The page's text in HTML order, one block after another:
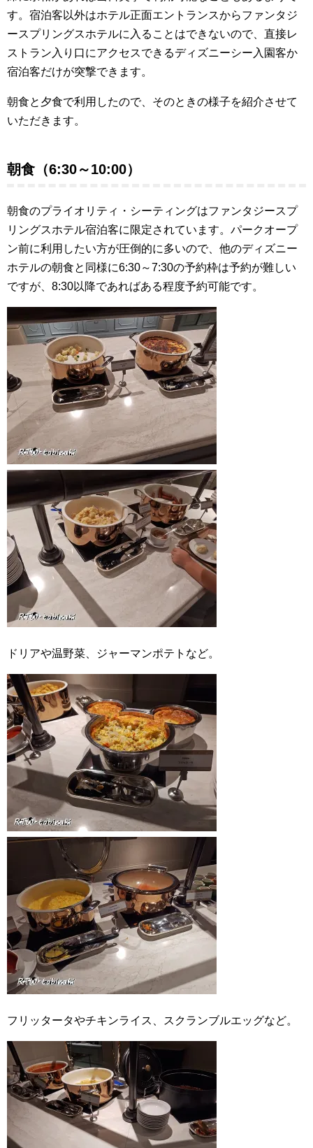
す。宿泊客以外はホテル正面エントランスからファンタジ
ースプリングスホテルに入ることはできないので、直接レ
ストラン入り口にアクセスできるディズニーシー入園客か
宿泊客だけが突撃できます。
朝食と夕食で利用したので、そのときの様子を紹介させて
いただきます。
朝食（6:30～10:00）
朝食のプライオリティ・シーティングはファンタジースプ
リングスホテル宿泊客に限定されています。パークオープ
ン前に利用したい方が圧倒的に多いので、他のディズニー
ホテルの朝食と同様に6:30～7:30の予約枠は予約が難しい
ですが、8:30以降であればある程度予約可能です。
ドリアや温野菜、ジャーマンポテトなど。
フリッタータやチキンライス、スクランブルエッグなど。